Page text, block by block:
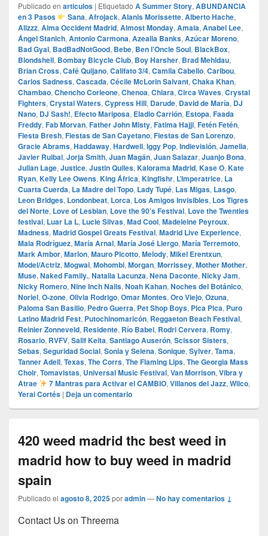
Publicado en articulos | Etiquetado A Summer Story, ABUNDANCIA
en 3 Pasos
Sana, Afrojack, Alanis Morissette, Alberto Hache,
Alizzz, Alma Occident Madrid, Almost Monday, Amaia, Anabel Lee,
Ángel Stanich, Antonio Carmona, Azealia Banks, Azúcar Moreno,
Bad Gyal, BadBadNotGood, Bebe, Ben l’Oncle Soul, BlackBox,
Blondshell, Bombay Bicycle Club, Boy Harsher, Brad Mehldau,
Brian Cross, Café Quijano, Califato 3/4, Camila Cabello, Caribou,
Carlos Sadness, Cascada, Cécile McLorin Salvant, Chaka Khan,
Chambao, Chencho Corleone, Chenoa, Chiara, Circa Waves, Crystal
Fighters, Crystal Waters, Cypress Hill, Darude, David de María, DJ
Nano, DJ Sash!, Efecto Mariposa, Eladio Carrión, Estopa, Faada
Freddy, Fab Morvan, Father John Misty, Fatima Hajji, Fetén Fetén,
Fiesta Bresh, Fiestas de San Cayetano, Fiestas de San Lorenzo,
Gracie Abrams, Haddaway, Hardwell, Iggy Pop, Indievisión, Jamelia,
Javier Ruibal, Jorja Smith, Juan Magán, Juan Salazar, Juanjo Bona,
Julian Lage, Justice, Justin Quiles, Kalorama Madrid, Kase O, Kate
Ryan, Kelly Lee Owens, King África, Kingfishr, L’Imperatrice, La
Cuarta Cuerda, La Madre del Topo, Lady Tupé, Las Migas, Lasgo,
Leon Bridges, Londonbeat, Lorca, Los Amigos Invisibles, Los Tigres
del Norte, Love of Lesbian, Love the 90’s Festival, Love the Twenties
festival, Luar La L, Lucie Silvas, Mad Cool, Madeleine Peyroux,
Madness, Madrid Gospel Greats Festival, Madrid Live Experience,
Mala Rodríguez, María Arnal, María José Llergo, María Terremoto,
Mark Ambor, Marlon, Mauro Picotto, Melody, Mikel Erentxun,
Model/Actriz, Mogwai, Mohombi, Morgan, Morrissey, Mother Mother,
Muse, Naked Family., Natalia Lacunza, Nena Daconte, Nicky Jam,
Nicky Romero, Nine Inch Nails, Noah Kahan, Noches del Botánico,
Noriel, O‑zone, Olivia Rodrigo, Omar Montes, Oro Viejo, Ozuna,
Paloma San Basilio, Pedro Guerra, Pet Shop Boys, Pica Pica, Puro
Latino Madrid Fest, Putochinomaricón, Reggaeton Beach Festival,
Reinier Zonneveld, Residente, Río Babel, Rodri Cervera, Romy,
Rosario, RVFV, Salif Keita, Santiago Auserón, Scissor Sisters,
Sebas, Seguridad Social, Sonia y Selena, Sonique, Sylver, Tama,
Tanner Adell, Texas, The Corrs, The Flaming Lips, The Georgia Mass
Choir, Tomavistas, Universal Music Festival, Van Morrison, Vibra y
Atrae
7 Mantras para Activar el CAMBIO, Villanos del Jazz, Wilco,
Yerai Cortés | Deja un comentario
420 weed madrid thc best weed in
madrid how to buy weed in madrid
spain
Publicado el agosto 8, 2025poradmin—No hay comentarios ↓
Contact Us on Threema